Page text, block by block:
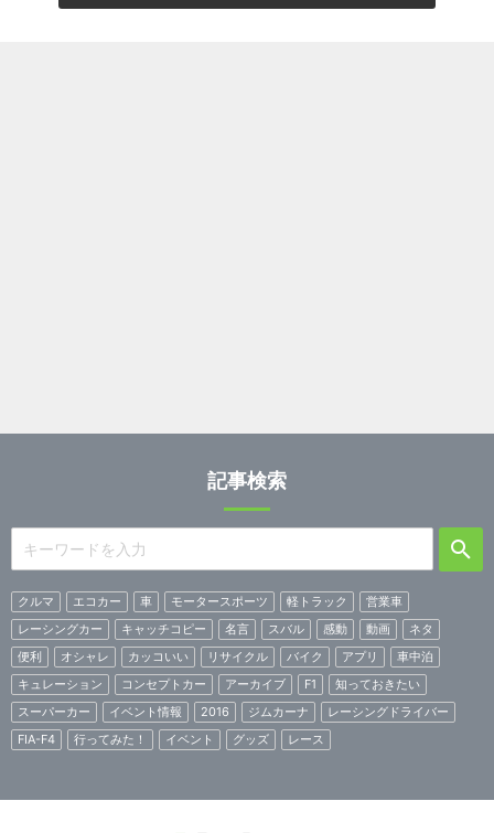
記事検索
クルマ エコカー 車 モータースポーツ 軽トラック
営業車
レーシングカー
キャッチコピー 名言 スバル 感動 動画
ネタ
便利
オシャレ カッコいい リサイクル バイク アプリ
車中泊
キュレーション
コンセプトカー アーカイブ F1
知っておきたい
スーパーカー
イベント情報 2016 ジムカーナ
レーシングドライバー
FIA-F4
行ってみた！ イベント グッズ レース